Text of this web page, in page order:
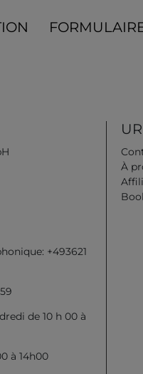
+493621
de 10 h 00 à
à 14h00
À